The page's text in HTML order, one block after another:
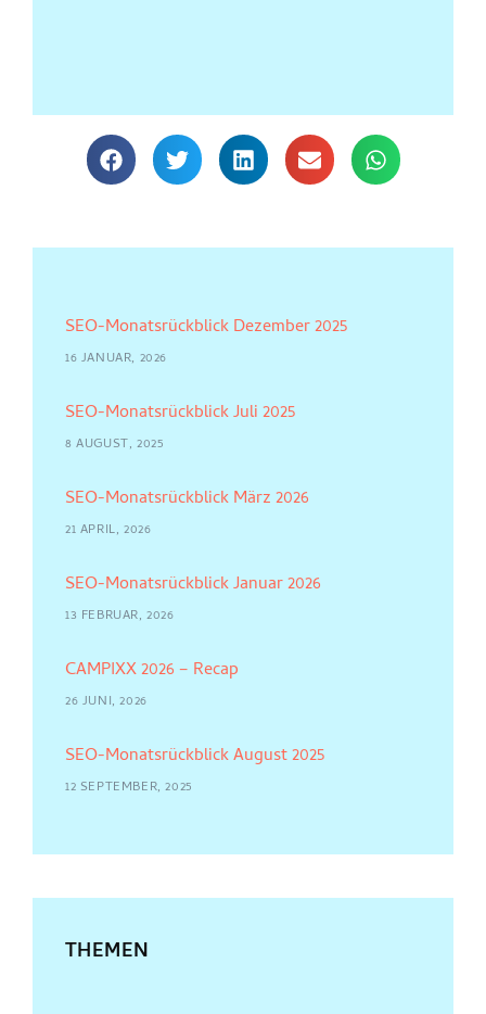
SEO-Monatsrückblick Dezember 2025
16 JANUAR, 2026
SEO-Monatsrückblick Juli 2025
8 AUGUST, 2025
SEO-Monatsrückblick März 2026
21 APRIL, 2026
SEO-Monatsrückblick Januar 2026
13 FEBRUAR, 2026
CAMPIXX 2026 – Recap
26 JUNI, 2026
SEO-Monatsrückblick August 2025
12 SEPTEMBER, 2025
THEMEN